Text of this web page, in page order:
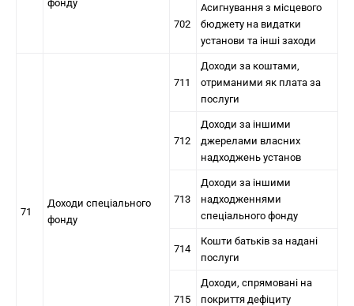
фонду
702
Асигнування з місцевого
бюджету на видатки
установи та інші заходи
71
Доходи спеціального
фонду
711
Доходи за коштами,
отриманими як плата за
послуги
712
Доходи за іншими
джерелами власних
надходжень установ
713
Доходи за іншими
надходженнями
спеціального фонду
714
Кошти батьків за надані
послуги
715
Доходи, спрямовані на
покриття дефіциту